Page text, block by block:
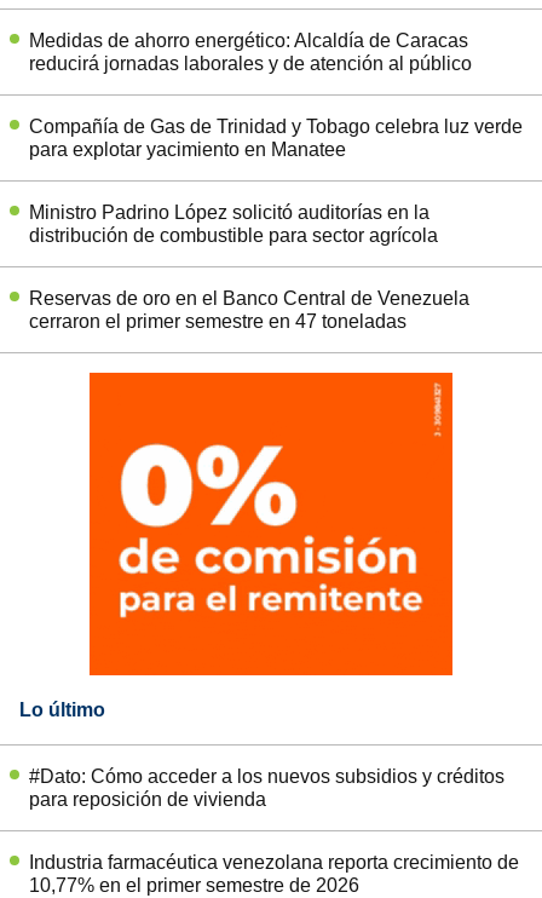
Medidas de ahorro energético: Alcaldía de Caracas
reducirá jornadas laborales y de atención al público
Compañía de Gas de Trinidad y Tobago celebra luz verde
para explotar yacimiento en Manatee
Ministro Padrino López solicitó auditorías en la
distribución de combustible para sector agrícola
Reservas de oro en el Banco Central de Venezuela
cerraron el primer semestre en 47 toneladas
Lo último
#Dato: Cómo acceder a los nuevos subsidios y créditos
para reposición de vivienda
Industria farmacéutica venezolana reporta crecimiento de
10,77% en el primer semestre de 2026